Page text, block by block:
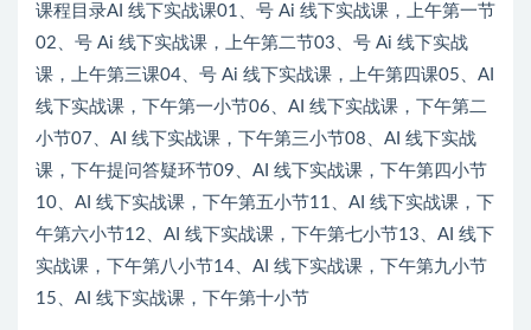
课程目录AI 线下实战课01、号 Ai 线下实战课，上午第一节
02、号 Ai 线下实战课，上午第二节03、号 Ai 线下实战
课，上午第三课04、号 Ai 线下实战课，上午第四课05、AI
线下实战课，下午第一小节06、AI 线下实战课，下午第二
小节07、AI 线下实战课，下午第三小节08、AI 线下实战
课，下午提问答疑环节09、AI 线下实战课，下午第四小节
10、AI 线下实战课，下午第五小节11、AI 线下实战课，下
午第六小节12、AI 线下实战课，下午第七小节13、AI 线下
实战课，下午第八小节14、AI 线下实战课，下午第九小节
15、AI 线下实战课，下午第十小节